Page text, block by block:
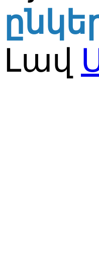
Լավ